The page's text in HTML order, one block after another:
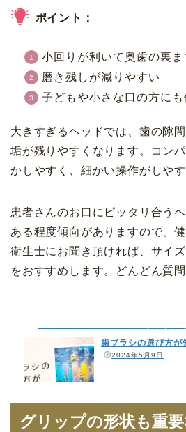
ポイント：
小回りが利いて奥歯の裏ま
磨き残しが減りやすい
子どもや小さな口の方に
大きすぎるヘッドでは、歯の隙
垢が残りやすくなります。コン
かしやすく、細かい操作がしやす
患者さんのお口にピッタリ合う
ある程度傾向がありますので、
衛生士にお聞き頂ければ、サイ
をおすすめします。どんどん質
歯ブラシの選び方が
2024年5月9日
グリップの形状も重